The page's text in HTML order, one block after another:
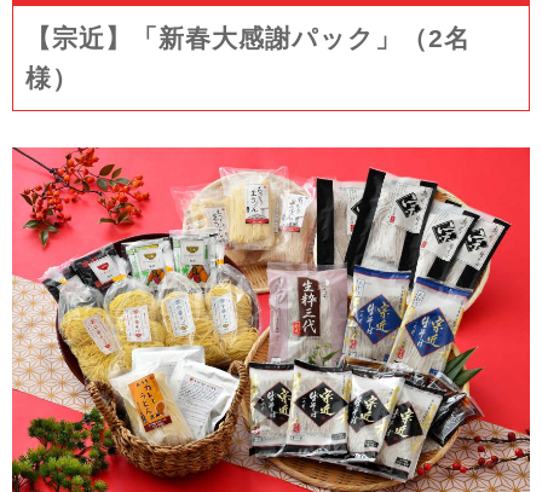
【宗近】「新春大感謝パック」（2名
様）